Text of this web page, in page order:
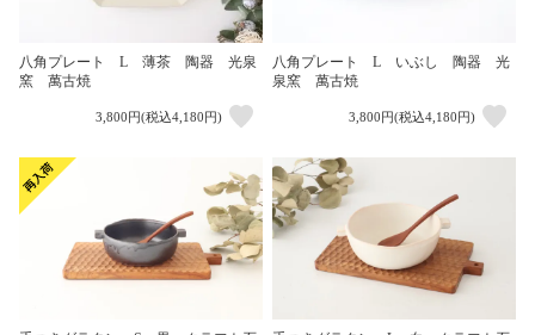
八角プレート L 薄茶 陶器 光泉
窯 萬古焼
3,800円(税込4,180円)
八角プレート L いぶし 陶器 光
泉窯 萬古焼
3,800円(税込4,180円)